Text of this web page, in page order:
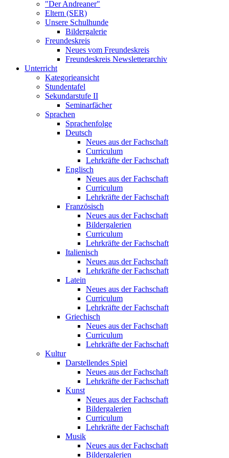
"Der Andreaner"
Eltern (SER)
Unsere Schulhunde
Bildergalerie
Freundeskreis
Neues vom Freundeskreis
Freundeskreis Newsletterarchiv
Unterricht
Kategorieansicht
Stundentafel
Sekundarstufe II
Seminarfächer
Sprachen
Sprachenfolge
Deutsch
Neues aus der Fachschaft
Curriculum
Lehrkräfte der Fachschaft
Englisch
Neues aus der Fachschaft
Curriculum
Lehrkräfte der Fachschaft
Französisch
Neues aus der Fachschaft
Bildergalerien
Curriculum
Lehrkräfte der Fachschaft
Italienisch
Neues aus der Fachschaft
Lehrkräfte der Fachschaft
Latein
Neues aus der Fachschaft
Curriculum
Lehrkräfte der Fachschaft
Griechisch
Neues aus der Fachschaft
Curriculum
Lehrkräfte der Fachschaft
Kultur
Darstellendes Spiel
Neues aus der Fachschaft
Lehrkräfte der Fachschaft
Kunst
Neues aus der Fachschaft
Bildergalerien
Curriculum
Lehrkräfte der Fachschaft
Musik
Neues aus der Fachschaft
Bildergalerien